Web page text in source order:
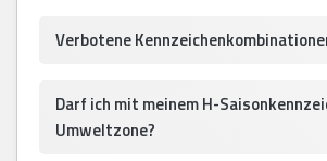
Verbotene
Darf ich mit meinem H-
Umweltzone?